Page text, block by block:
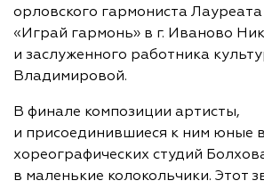
орловского гармониста
«Играй гармонь» в г. Иваново
и заслуженного работника
Владимировой.
В финале композиции артисты,
и присоединившиеся к ним юные
хореографических студий
в маленькие колокольчики. Этот